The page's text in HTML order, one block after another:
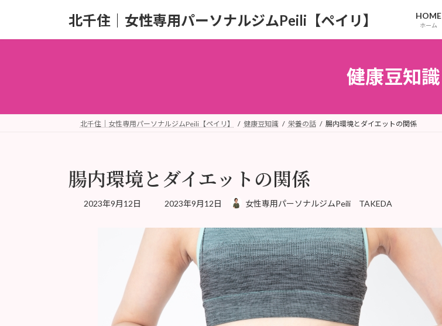
北千住｜女性専用パーソナルジムPeili【ペイリ】 HOME
ホーム
健康豆知識
北千住｜女性専用パーソナルジムPeili【ペイリ】 健康豆知識 栄養の話 腸内環境とダイエットの関係
腸内環境とダイエットの関係
2023年9月12日
最
2023年9月12日 女性専用パーソナルジムPeili TAKEDA